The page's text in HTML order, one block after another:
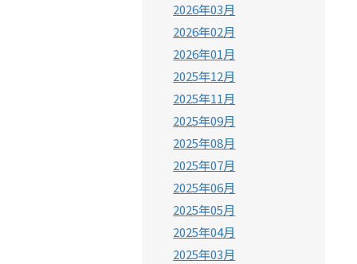
2026年03月
2026年02月
2026年01月
2025年12月
2025年11月
2025年09月
2025年08月
2025年07月
2025年06月
2025年05月
2025年04月
2025年03月